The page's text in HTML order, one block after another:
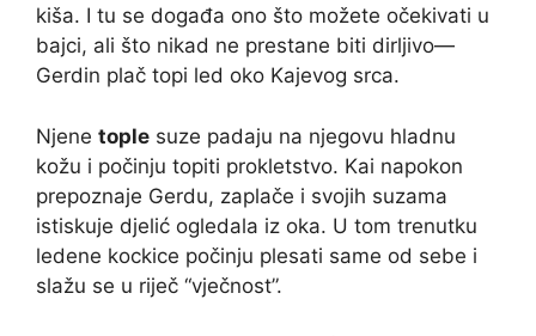
kiša. I tu se događa ono što možete očekivati u
bajci, ali što nikad ne prestane biti dirljivo—
Gerdin plač topi led oko Kajevog srca.
Njene tople suze padaju na njegovu hladnu
kožu i počinju topiti prokletstvo. Kai napokon
prepoznaje Gerdu, zaplače i svojih suzama
istiskuje djelić ogledala iz oka. U tom trenutku
ledene kockice počinju plesati same od sebe i
slažu se u riječ “vječnost”.